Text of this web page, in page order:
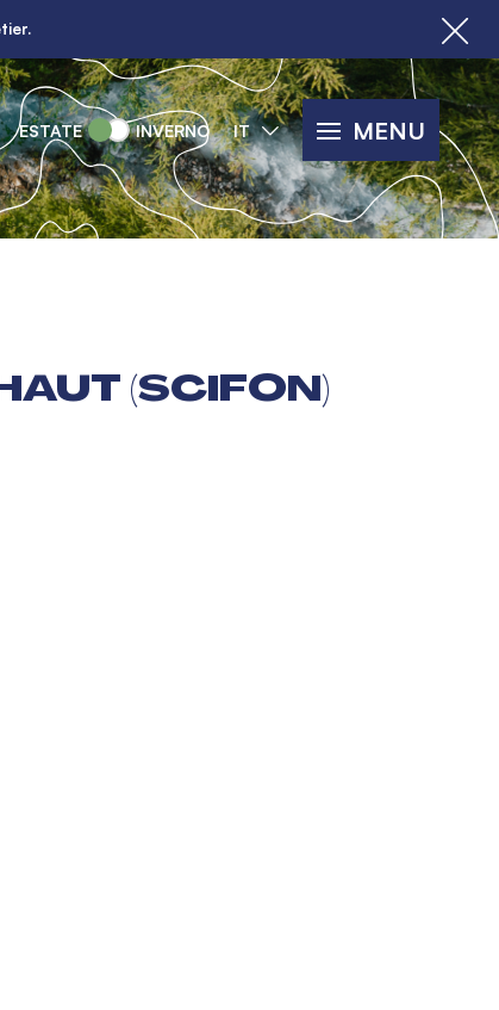
ESTATE INVERNO IT MENU
(SCIFON)